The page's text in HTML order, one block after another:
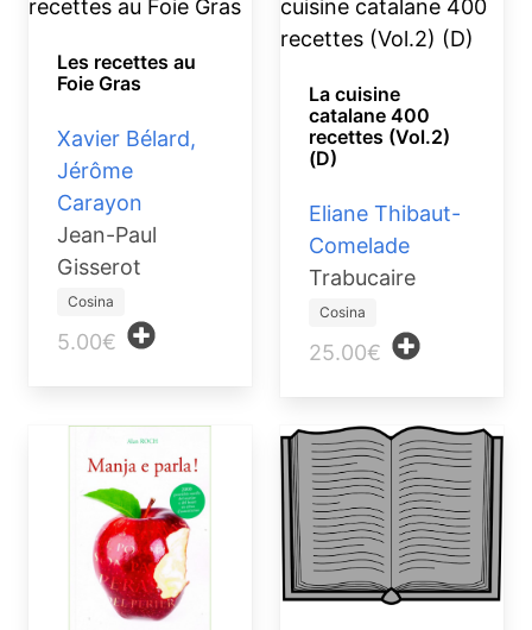
Les recettes au
Foie Gras
Xavier Bélard,
Jérôme
Carayon
Jean-Paul
Gisserot
Cosina
5.00€
La cuisine
catalane 400
recettes (Vol.2)
(D)
Eliane Thibaut-
Comelade
Trabucaire
Cosina
25.00€